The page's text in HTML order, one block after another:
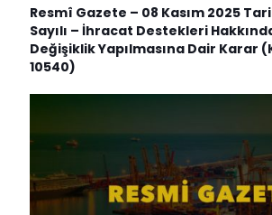
Resmî Gazete – 08 Kasım 2025
Sayılı – İhracat Destekleri
Değişiklik Yapılmasına Dair Karar
10540)